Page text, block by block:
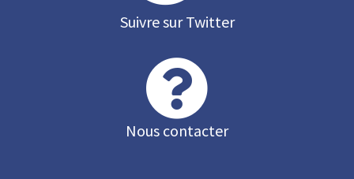
Suivre sur Twitter
Nous contacter